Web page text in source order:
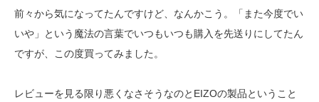
前々から気になってたんですけど、なんかこう。「また今度でい
いや」という魔法の言葉でいつもいつも購入を先送りにしてたん
ですが、この度買ってみました。
レビューを見る限り悪くなさそうなのとEIZOの製品ということ